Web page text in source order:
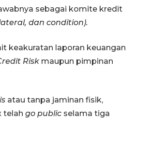
sebagai komite kredit
dan condition).
keakuratan laporan keuangan
Risk maupun pimpinan
atau tanpa jaminan fisik,
telah go public selama tiga